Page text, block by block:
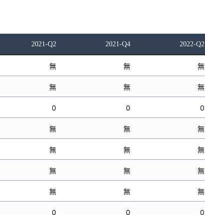
2021-Q2 2021-Q4 2022-Q2
無 無 無
無 無 無
0 0 0
無 無 無
無 無 無
無 無 無
無 無 無
0 0 0